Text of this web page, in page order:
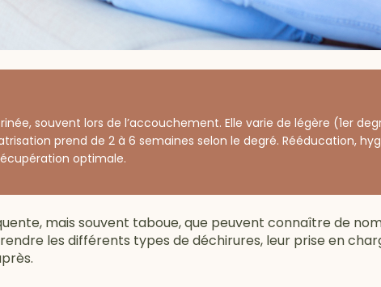
souvent lors de l’accouchement. Elle varie de légère (1er
prend de 2 à 6 semaines selon le degré. Rééducation,
optimale.
mais souvent taboue, que peuvent connaître de
les différents types de déchirures, leur prise en